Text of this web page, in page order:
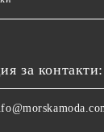
за контакти: